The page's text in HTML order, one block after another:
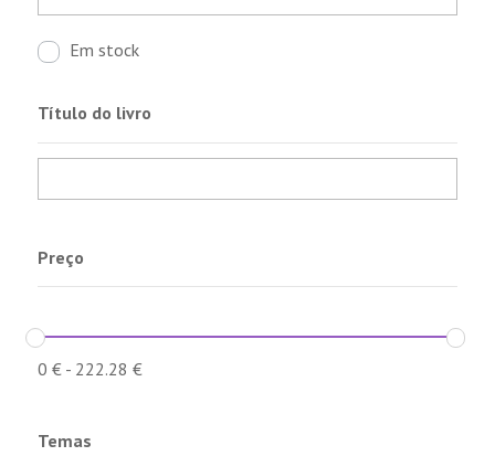
Em stock
Título do livro
Preço
0 €- 222.28 €
Temas